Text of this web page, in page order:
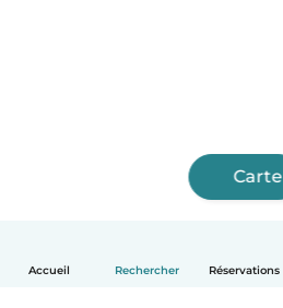
Accueil Rechercher Réservations
Carte